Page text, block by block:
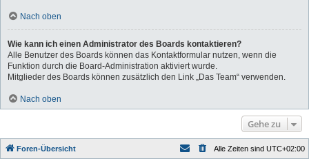
Nach oben
Wie kann ich einen Administrator des Boards kontaktieren?
Alle Benutzer des Boards können das Kontaktformular nutzen, wenn die
Funktion durch die Board-Administration aktiviert wurde.
Mitglieder des Boards können zusätzlich den Link „Das Team“ verwenden.
Nach oben
Gehe zu
Foren-Übersicht Alle Zeiten sind UTC+02:00